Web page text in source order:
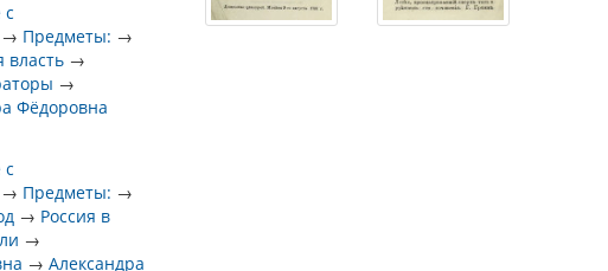
→ Предметы: →
власть →
→
Фёдоровна
→ Предметы: →
→ Россия в
→
→Александра